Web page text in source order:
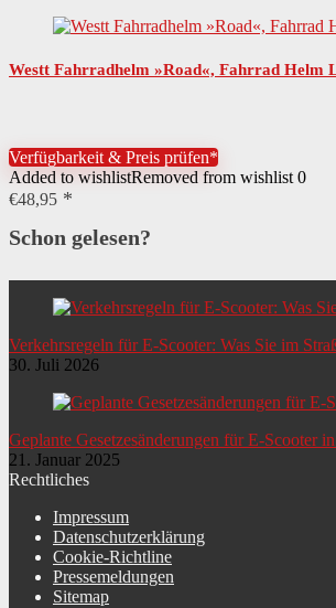
Westt Fahrradhelm »Road«, Fahrrad Helm
Verfügbarkeit & Preis prüfen*
Added to wishlistRemoved from wishlist 0
€48,95
Schon gelesen?
Verkehrsregeln für E-Scooter: Was Sie im
30. Juli 2026
Geplante Gesetzesänderungen für E-Scooter
21. Januar 2025
Rechtliches
Impressum
Datenschutzerklärung
Cookie-Richtline
Pressemeldungen
Sitemap